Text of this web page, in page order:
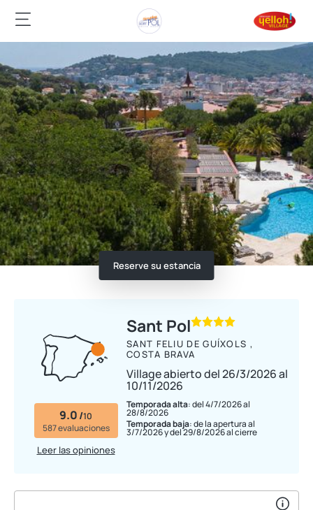
Reserve su estancia
9.0 /10
587 evaluaciones
Leer las opiniones
Sant Pol
SANT FELIU DE GUÍXOLS ,
COSTA BRAVA
Village abierto del 26/3/2026 al
10/11/2026
Temporada alta: del 4/7/2026 al
28/8/2026
Temporada baja: de la apertura al
3/7/2026 y del 29/8/2026 al cierre